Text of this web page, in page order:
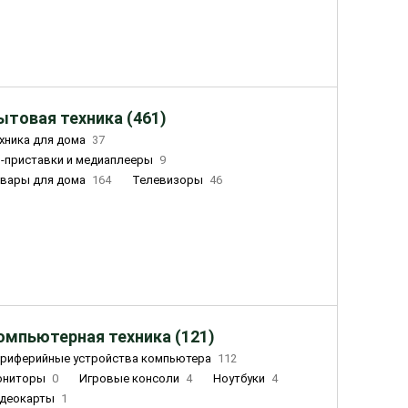
техника (461)
для дома 37
приставки и медиаплееры
9
для дома 164 Телевизоры 46
техника (121)
устройства компьютера 112
0 Игровые консоли 4 Ноутбуки 4
1